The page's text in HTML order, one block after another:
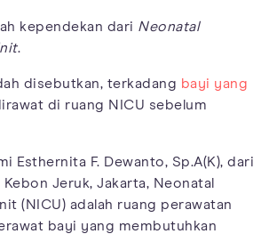
kependekan dari Neonatal
.
disebutkan, terkadang bayi yang
di ruang NICU sebelum
Esthernita F. Dewanto, Sp.A(K), dari
Jeruk, Jakarta, Neonatal
(NICU) adalah ruang perawatan
bayi yang membutuhkan